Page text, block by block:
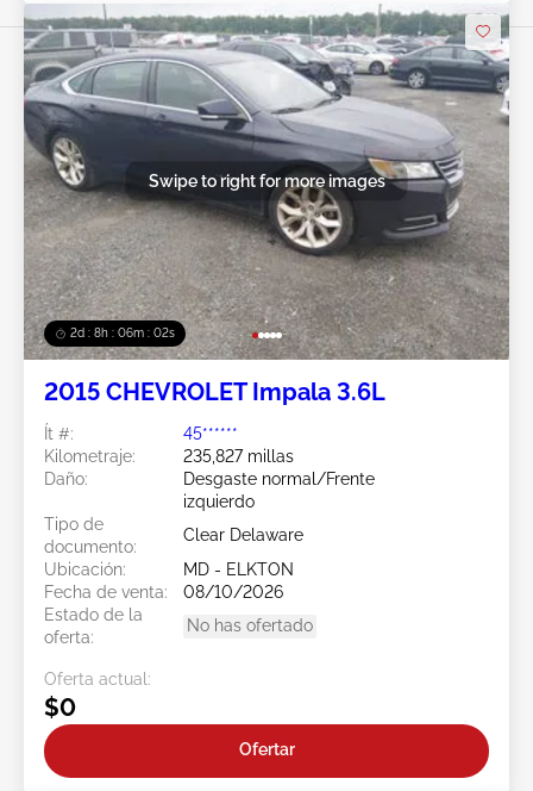
2d : 8h : 05m : 59s
Swipe to right for more images
2015 CHEVROLET Impala 3.6L
Ít #:
45******
Kilometraje:
235,827 millas
Daño:
Desgaste normal/Frente
izquierdo
Tipo de
documento:
Clear Delaware
Ubicación:
MD - ELKTON
Fecha de venta:
08/10/2026
Estado de la
oferta:
No has ofertado
Oferta actual:
$0
Ofertar